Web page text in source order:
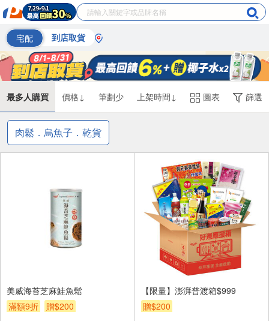
宅配 到店取貨
最多人購買 價格↓ 筆劃少 上架時間↓ 圖表 篩選
肉鬆．烏魚子．乾貨
美威海苔芝麻鮭魚鬆
滿額9折
贈$200
【限量】澎湃普渡箱$999
贈$200